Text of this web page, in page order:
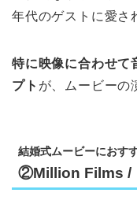
年代のゲストに愛さ
特に映像に合わせて
プト が、ムービーの
結婚式ムービーにおす
②Million Films /